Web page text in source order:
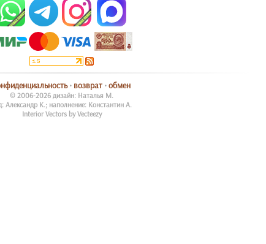
• возврат •обмен
© 2006-2026 дизайн: Наталья М.
Александр К.; наполнение: Константин А.
Interior Vectors by Vecteezy